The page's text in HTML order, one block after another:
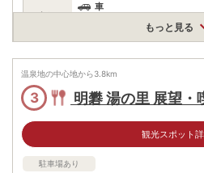
アクセス
車
JR別府駅より車で約20分別府
公共交通機関
最寄りのバス停｢鉄輪温泉｣よ
駐車場
※身障者1台あり
電話番号 0977663775
問合せください。
もっと見る
温泉地の中心地から3.8km
3 明礬 湯の里 展望・
観光スポット
駐車場あり